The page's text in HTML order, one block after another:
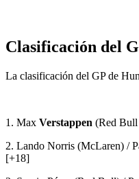
Clasificación del
La clasificación del GP de
1. Max Verstappen (Red Bull
2. Lando Norris (McLaren) /
[+18]